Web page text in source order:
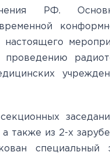
РФ.
настоящего
проведению
также из 2-х
специальный